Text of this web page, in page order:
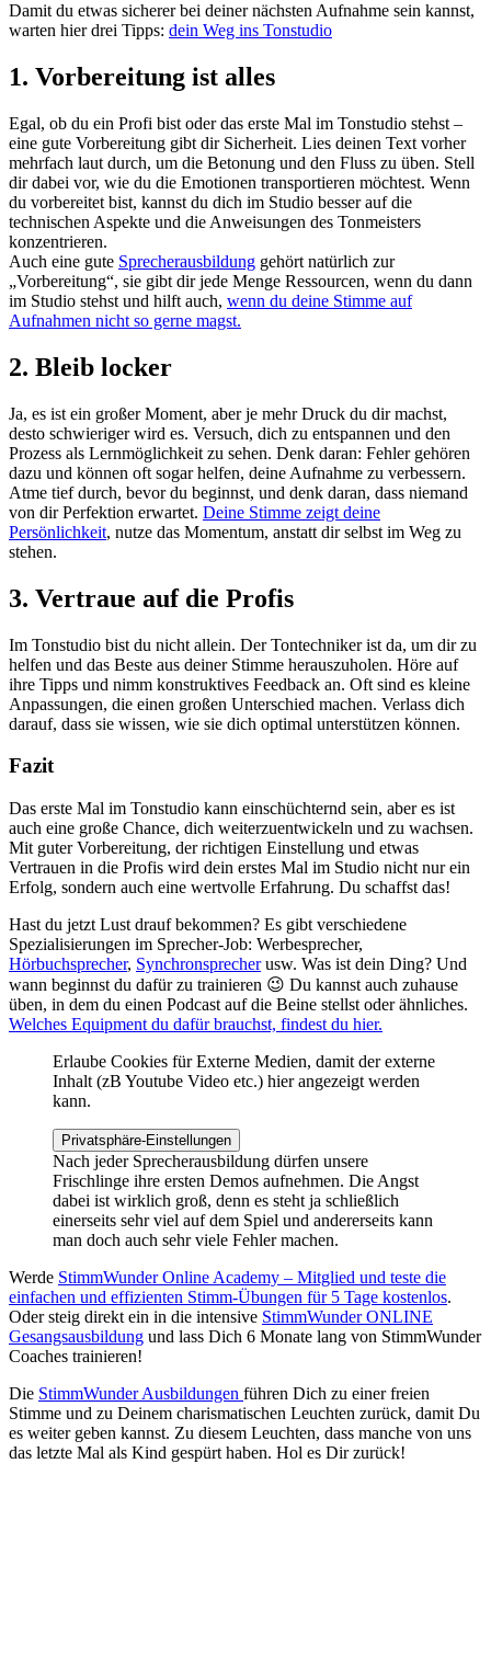
Damit du etwas sicherer bei deiner nächsten Aufnahme sein kannst,
warten hier drei Tipps: dein Weg ins Tonstudio
1. Vorbereitung ist alles
Egal, ob du ein Profi bist oder das erste Mal im Tonstudio stehst –
eine gute Vorbereitung gibt dir Sicherheit. Lies deinen Text vorher
mehrfach laut durch, um die Betonung und den Fluss zu üben. Stell
dir dabei vor, wie du die Emotionen transportieren möchtest. Wenn
du vorbereitet bist, kannst du dich im Studio besser auf die
technischen Aspekte und die Anweisungen des Tonmeisters
konzentrieren.
Auch eine gute Sprecherausbildung gehört natürlich zur
„Vorbereitung“, sie gibt dir jede Menge Ressourcen, wenn du dann
im Studio stehst und hilft auch, wenn du deine Stimme auf
Aufnahmen nicht so gerne magst.
2. Bleib locker
Ja, es ist ein großer Moment, aber je mehr Druck du dir machst,
desto schwieriger wird es. Versuch, dich zu entspannen und den
Prozess als Lernmöglichkeit zu sehen. Denk daran: Fehler gehören
dazu und können oft sogar helfen, deine Aufnahme zu verbessern.
Atme tief durch, bevor du beginnst, und denk daran, dass niemand
von dir Perfektion erwartet. Deine Stimme zeigt deine
Persönlichkeit, nutze das Momentum, anstatt dir selbst im Weg zu
stehen.
3. Vertraue auf die Profis
Im Tonstudio bist du nicht allein. Der Tontechniker ist da, um dir zu
helfen und das Beste aus deiner Stimme herauszuholen. Höre auf
ihre Tipps und nimm konstruktives Feedback an. Oft sind es kleine
Anpassungen, die einen großen Unterschied machen. Verlass dich
darauf, dass sie wissen, wie sie dich optimal unterstützen können.
Fazit
Das erste Mal im Tonstudio kann einschüchternd sein, aber es ist
auch eine große Chance, dich weiterzuentwickeln und zu wachsen.
Mit guter Vorbereitung, der richtigen Einstellung und etwas
Vertrauen in die Profis wird dein erstes Mal im Studio nicht nur ein
Erfolg, sondern auch eine wertvolle Erfahrung. Du schaffst das!
Hast du jetzt Lust drauf bekommen? Es gibt verschiedene
Spezialisierungen im Sprecher-Job: Werbesprecher,
Hörbuchsprecher, Synchronsprecherusw. Was ist dein Ding? Und
wann beginnst du dafür zu trainieren 😉 Du kannst auch zuhause
üben, in dem du einen Podcast auf die Beine stellst oder ähnliches.
Welches Equipment du dafür brauchst, findest du hier.
Erlaube Cookies für Externe Medien, damit der externe
Inhalt (zB Youtube Video etc.) hier angezeigt werden
kann.
Privatsphäre-Einstellungen
Nach jeder Sprecherausbildung dürfen unsere
Frischlinge ihre ersten Demos aufnehmen. Die Angst
dabei ist wirklich groß, denn es steht ja schließlich
einerseits sehr viel auf dem Spiel und andererseits kann
man doch auch sehr viele Fehler machen.
Werde StimmWunder Online Academy – Mitglied und teste die
einfachen und effizienten Stimm-Übungen für 5 Tage kostenlos.
Oder steig direkt ein in die intensive StimmWunder ONLINE
Gesangsausbildung und lass Dich 6 Monate lang von StimmWunder
Coaches trainieren!
Die StimmWunder Ausbildungen führen Dich zu einer freien
Stimme und zu Deinem charismatischen Leuchten zurück, damit Du
es weiter geben kannst. Zu diesem Leuchten, dass manche von uns
das letzte Mal als Kind gespürt haben. Hol es Dir zurück!